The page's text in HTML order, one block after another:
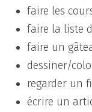
faire les
faire la liste
faire un
dessiner/
regarder un
écrire un